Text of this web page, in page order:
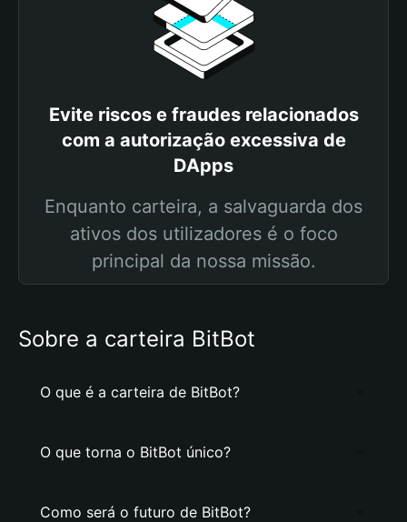
Evite riscos e fraudes relacionados
com a autorização excessiva de
DApps
Enquanto carteira, a salvaguarda dos
ativos dos utilizadores é o foco
principal da nossa missão.
Sobre a carteira BitBot
O que é a carteira de BitBot?
O que torna o BitBot único?
Como será o futuro de BitBot?